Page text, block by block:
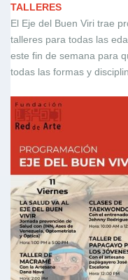
TALLERES
El Eje del Buen Viri trae
talleres para todas las
este fin de semana para
todas las formas y